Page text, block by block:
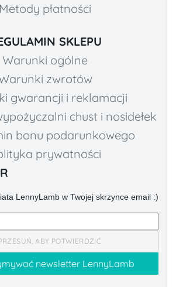
Metody płatności
SKLEPU
Warunki ogólne
zwrotów
gwarancji i reklamacji
chust i nosidełek
bonu podarunkowego
prywatności
LennyLamb w Twojej skrzynce email :)
ABY POTWIERDZIĆ